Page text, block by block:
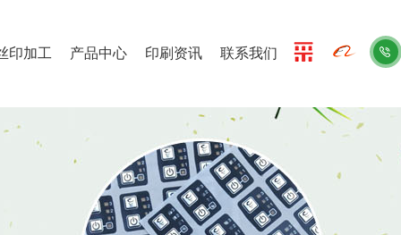
印加工 产品中心 印刷资讯 联系我们